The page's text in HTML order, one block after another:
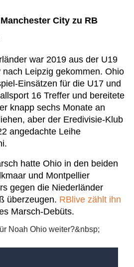
City zu RB
war 2019 aus der U19
Leipzig gekommen. Ohio
Einsätzen für die U17 und
16 Treffer und bereitete
knapp sechs Monate an
aber der Eredivisie-Klub
angedachte Leihe
hatte Ohio in den beiden
und Montpellier
gegen die Niederländer
überzeugen. RBlive zählt ihn
Marsch-Debüts.